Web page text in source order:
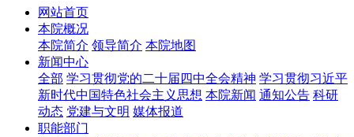
网站首页
本院概况
本院简介 领导简介 本院地图
新闻中心
全部 学习贯彻党的二十届四中全会精神 学习贯彻习近平
新时代中国特色社会主义思想 本院新闻 通知公告 科研
动态 党建与文明 媒体报道
职能部门